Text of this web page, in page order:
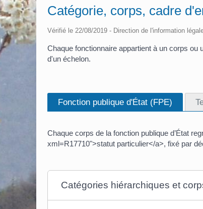
Catégorie, corps, cadre
Vérifié le 22/08/2019 - Direction de l'information
Chaque fonctionnaire appartient à un corps
d'un échelon.
Fonction publique d'État (FPE)
Chaque corps de la fonction publique d’État
xml=R17710">statut particulier</a>, fixé par
Catégories hiérarchiques et